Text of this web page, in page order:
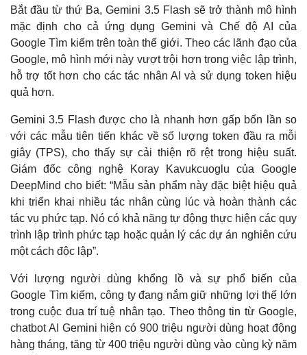
Thế giới
Quan sát
Cuộc sống đó đây
Hồ sơ
Multimedia
Ảnh
E-Magazine
Infographic
Bắt đầu từ thứ Ba, Gemini 3.5 Flash sẽ trở thành mô hình
mặc định cho cả ứng dụng Gemini và Chế độ AI của
Google Tìm kiếm trên toàn thế giới. Theo các lãnh đạo của
Google, mô hình mới này vượt trội hơn trong việc lập trình,
hỗ trợ tốt hơn cho các tác nhân AI và sử dụng token hiệu
quả hơn.
Gemini 3.5 Flash được cho là nhanh hơn gấp bốn lần so
với các mẫu tiên tiến khác về số lượng token đầu ra mỗi
giây (TPS), cho thấy sự cải thiện rõ rệt trong hiệu suất.
Giám đốc công nghệ Koray Kavukcuoglu của Google
DeepMind cho biết: “Mẫu sản phẩm này đặc biệt hiệu quả
khi triển khai nhiều tác nhân cùng lúc và hoàn thành các
tác vụ phức tạp. Nó có khả năng tự động thực hiện các quy
trình lập trình phức tạp hoặc quản lý các dự án nghiên cứu
một cách độc lập”.
Với lượng người dùng khổng lồ và sự phổ biến của
Google Tìm kiếm, công ty đang nắm giữ những lợi thế lớn
trong cuộc đua trí tuệ nhân tạo. Theo thông tin từ Google,
chatbot AI Gemini hiện có 900 triệu người dùng hoạt động
hàng tháng, tăng từ 400 triệu người dùng vào cùng kỳ năm